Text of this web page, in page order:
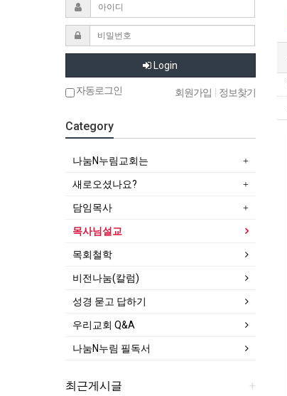
Login
자동로그인 회원가입 정보찾기
Category
나눔N누림교회는
새로오셨나요?
담임목사
목사님설교
목회철학
비전나눔(칼럼)
성경 묻고 답하기
우리교회 Q&A
나눔N누림 필독서
+
최근게시글